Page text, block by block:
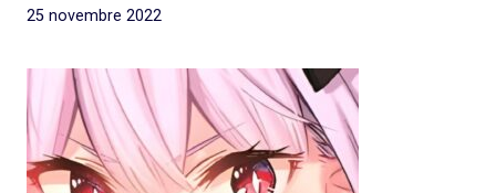
25 novembre 2022